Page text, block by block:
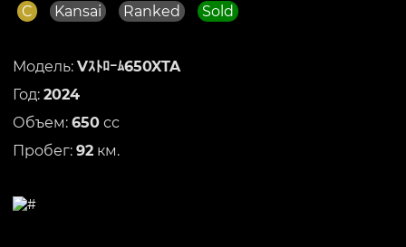
C Kansai Ranked Sold
Модель: Vｽﾄﾛｰﾑ650XTA
Год: 2024
Объем: 650 сс
Пробег: 92 км.